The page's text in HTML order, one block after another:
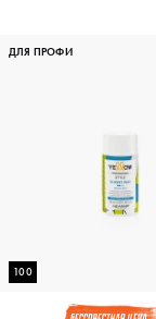
100
ДЛЯ ПРОФИ